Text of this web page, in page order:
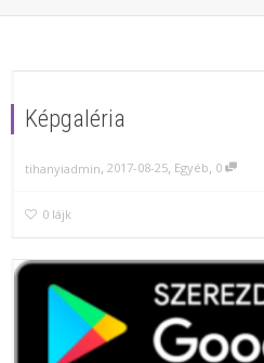
Képgaléria
tihanyiadmin, 2017-08-25, Egyéb, 0
0 lájk